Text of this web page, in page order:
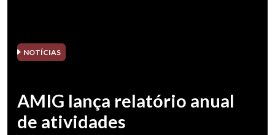
NOTÍCIAS
AMIG lança relatório anual
de atividades